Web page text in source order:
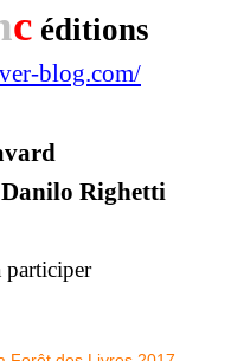
céditions
blog.com/
Danilo Righetti